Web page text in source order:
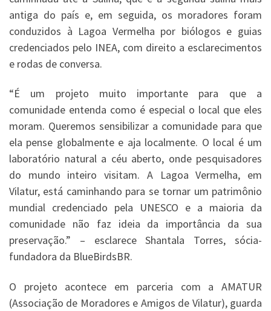
antiga do país e, em seguida, os moradores foram
conduzidos à Lagoa Vermelha por biólogos e guias
credenciados pelo INEA, com direito a esclarecimentos
e rodas de conversa.
“É um projeto muito importante para que a
comunidade entenda como é especial o local que eles
moram. Queremos sensibilizar a comunidade para que
ela pense globalmente e aja localmente. O local é um
laboratório natural a céu aberto, onde pesquisadores
do mundo inteiro visitam. A Lagoa Vermelha, em
Vilatur, está caminhando para se tornar um patrimônio
mundial credenciado pela UNESCO e a maioria da
comunidade não faz ideia da importância da sua
preservação.” – esclarece Shantala Torres, sócia-
fundadora da BlueBirdsBR.
O projeto acontece em parceria com a AMATUR
(Associação de Moradores e Amigos de Vilatur), guarda